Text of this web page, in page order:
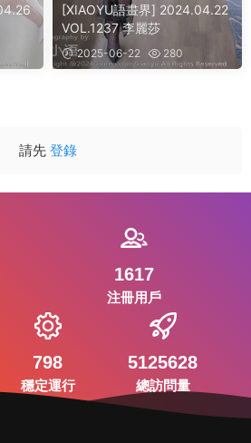
[XIAOYU語畫界] 2024.04.22
VOL.1237 李麗莎
2025-06-22 280
請先 登錄
1617
注冊用戶
798
穩定運行
5125628
總訪問量